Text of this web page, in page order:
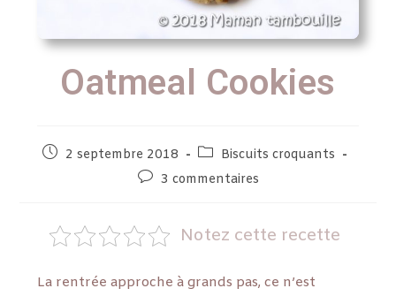
Oatmeal Cookies
2 septembre 2018
Biscuits croquants
3 commentaires
Notez cette recette
La rentrée approche à grands pas, ce n’est